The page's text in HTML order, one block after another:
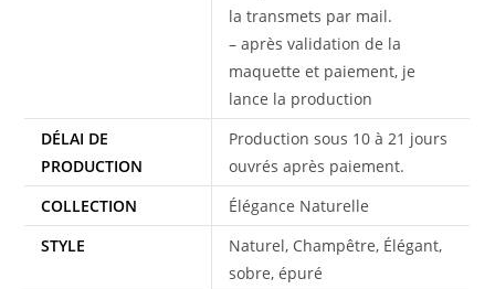
la transmets par mail.
– après validation de la
maquette et paiement, je
lance la production
DÉLAI DE
PRODUCTION
Production sous 10 à 21 jours
ouvrés après paiement.
COLLECTION
Élégance Naturelle
STYLE
Naturel, Champêtre, Élégant,
sobre, épuré